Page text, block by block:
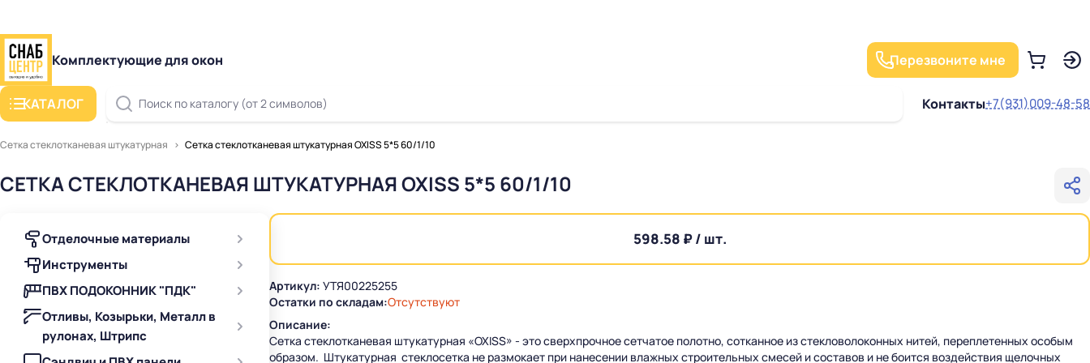
Комплектующие для окон Перезвоните мне
КАТАЛОГ Поиск по каталогу (от 2 символов) Контакты+7(931)009-48-58
Сетка стеклотканевая штукатурная Сетка стеклотканевая штукатурная OXISS 5*5 60/1/10
СЕТКА СТЕКЛОТКАНЕВАЯ ШТУКАТУРНАЯ OXISS 5*5 60/1/10
Отделочные материалы
Инструменты
ПВХ ПОДОКОННИК "ПДК"
Отливы, Козырьки, Металл в
рулонах, Штрипс
598.58 ₽ / шт.
Артикул: УТЯ00225255
Остатки по складам:Отсутствуют
Описание:
Сетка стеклотканевая штукатурная «OXISS» - это сверхпрочное сетчатое полотно, сотканное из стекловолоконных нитей, переплетенных особым
образом. Штукатурная стеклосетка не размокает при нанесении влажных строительных смесей и составов и не боится воздействия щелочных